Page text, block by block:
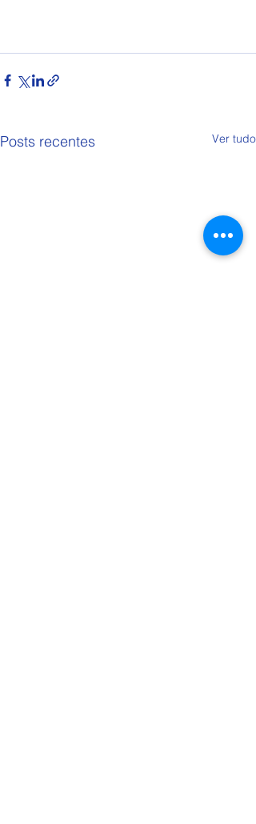
Posts recentes Ver tudo